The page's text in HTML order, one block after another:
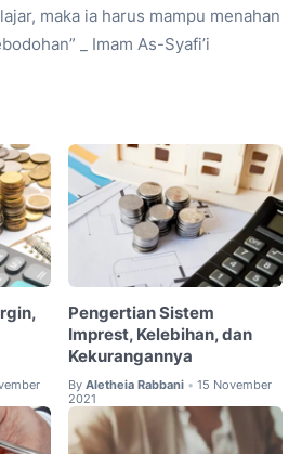
maka ia harus mampu menahan
_ Imam As-Syafi’i
Pengertian Sistem
Imprest, Kelebihan, dan
Kekurangannya
By Aletheia Rabbani • 15 November
2021